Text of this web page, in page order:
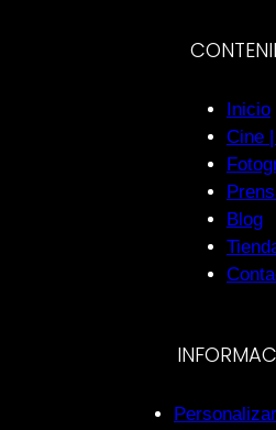
Inicio
Cine
Blog